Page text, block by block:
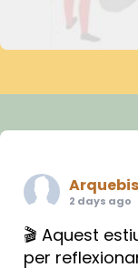
2 days ago
🎬 Aquest
per